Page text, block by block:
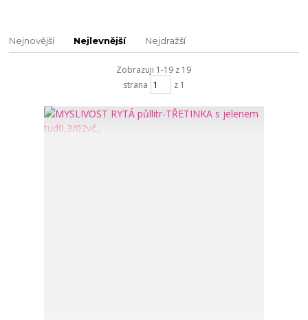
Nejnovější Nejlevnější Nejdražší
Zobrazuji 1-19 z 19
strana
z 1